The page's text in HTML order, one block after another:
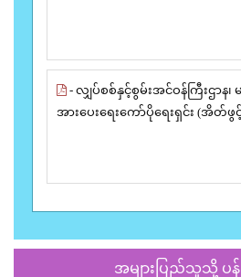
- လျှပ်စစ်နှင့်စွမ်းအင်ဝန်ကြီးဌာန၊
အားပေးရေးကော်ပိုရေးရှင်း (အိတ်ဖွ
အများပြည်သူသို့ ပန်